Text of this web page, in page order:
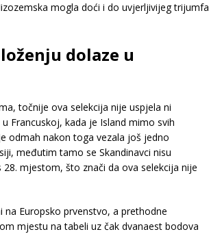
mogla doći i do uvjerljivijeg trijumfa
dolaze u
točnije ova selekcija nije uspjela ni
Francuskoj, kada je Island mimo svih
odmah nakon toga vezala još jedno
međutim tamo se Skandinavci nisu
mjestom, što znači da ova selekcija nije
Europsko prvenstvo, a prethodne
mjestu na tabeli uz čak dvanaest bodova